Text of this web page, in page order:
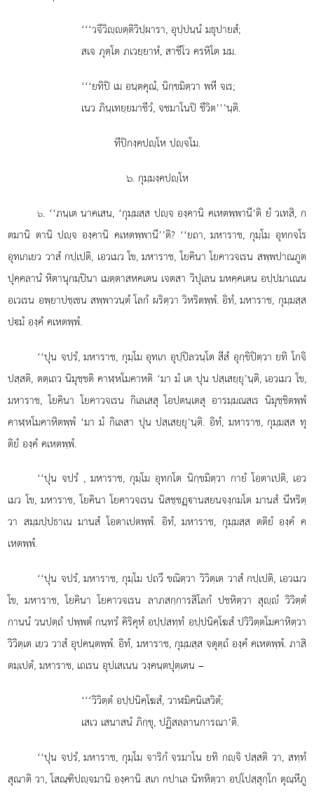
‘‘‘วจีวิฺตฺติวิปฺผารา, อุปฺปนฺนํ มธุปายสํ;
สเจ ภุตฺโต ภเวยฺยาหํ, สาชีโว ครหิโต มม.
‘‘‘ยทิปิ เม อนฺตคุณํ, นิกฺขมิตฺวา พหี จเร;
เนว ภินฺเทยฺยมาชีวํ, จชมาโนปิ ชีวิต’’’นฺติ.
ทีปิกงฺคปฺโห ปฺจโม.
๖. กุมฺมงฺคปฺโห
๖. ‘‘ภนฺเต นาคเสน, ‘กุมฺมสฺส ปฺจ องฺคานิ คเหตพฺพานี’ติ ยํ วเทสิ, ก
ตมานิ ตานิ ปฺจ องฺคานิ คเหตพฺพานี’’ติ? ‘‘ยถา, มหาราช, กุมฺโม อุทกจโร
อุทเกเยว วาสํ กปฺเปติ, เอวเมว โข, มหาราช, โยคินา โยคาวจเรน สพฺพปาณภูต
ปุคฺคลานํ หิตานุกมฺปินา เมตฺตาสหคเตน เจตสา วิปุเลน มหคฺคเตน อปฺปมาเณน
อเวเรน อพฺยาปชฺเชน สพฺพาวนฺตํ โลกํ ผริตฺวา วิหริตพฺพํ. อิทํ, มหาราช, กุมฺมสฺส
ปมํ องฺคํ คเหตพฺพํ.
‘‘ปุน จปรํ, มหาราช, กุมฺโม อุทเก อุปฺปิลวนฺโต สีสํ อุกฺขิปิตฺวา ยทิ โกจิ
ปสฺสติ, ตตฺเถว นิมุชฺชติ คาฬฺหโมคาหติ ‘มา มํ เต ปุน ปสฺเสยฺยุ’นฺติ, เอวเมว โข,
มหาราช, โยคินา โยคาวจเรน กิเลเสสุ โอปตนฺเตสุ อารมฺมณสเร นิมุชฺชิตพฺพํ
คาฬฺหโมคาหิตพฺพํ ‘มา มํ กิเลสา ปุน ปสฺเสยฺยุ’นฺติ. อิทํ, มหาราช, กุมฺมสฺส ทุ
ติยํ องฺคํ คเหตพฺพํ.
‘‘ปุน จปรํ, มหาราช, กุมฺโม อุทกโต นิกฺขมิตฺวา กายํ โอตาเปติ, เอว
เมว โข, มหาราช, โยคินา โยคาวจเรน นิสชฺชฏฺานสยนจงฺกมโต มานสํ นีหริตฺ
วา สมฺมปฺปธาเน มานสํ โอตาเปตพฺพํ. อิทํ, มหาราช, กุมฺมสฺส ตติยํ องฺคํ ค
เหตพฺพํ.
‘‘ปุน จปรํ, มหาราช, กุมฺโม ปถวึ ขณิตฺวา วิวิตฺเต วาสํ กปฺเปติ, เอวเมว
โข, มหาราช, โยคินา โยคาวจเรน ลาภสกฺการสิโลกํ ปชหิตฺวา สุฺํ วิวิตฺตํ
กานนํ วนปตฺถํ ปพฺพตํ กนฺทรํ คิริคุหํ อปฺปสทฺทํ อปฺปนิคฺโฆสํ ปวิวิตฺตโมคาหิตฺวา
วิวิตฺเต เยว วาสํ อุปคนฺตพฺพํ. อิทํ, มหาราช, กุมฺมสฺส จตุตฺถํ องฺคํ คเหตพฺพํ. ภาสิ
ตมฺเปตํ, มหาราช, เถเรน อุปเสเนน วงฺคนฺตปุตฺเตน –
‘‘‘วิวิตฺตํ อปฺปนิคฺโฆสํ, วาฬมิคนิเสวิตํ;
เสเว เสนาสนํ ภิกฺขุ, ปฏิสลฺลานการณา’ติ.
‘‘ปุน จปรํ, มหาราช, กุมฺโม จาริกํ จรมาโน ยทิ กฺจิ ปสฺสติ วา, สทฺทํ
สุณาติ วา, โสณฺฑิปฺจมานิ องฺคานิ สเก กปาเล นิทหิตฺวา อปฺโปสฺสุกฺโก ตุณฺหีภู